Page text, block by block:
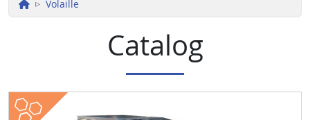
Volaille
Catalog
meat
poultry